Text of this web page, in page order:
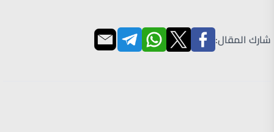
شارك المقال: